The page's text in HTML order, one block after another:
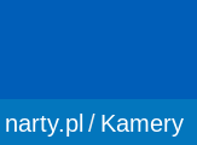
You are here:
narty.pl Kamery